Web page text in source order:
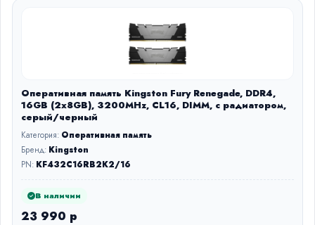
Оперативная память Kingston Fury Renegade, DDR4,
16GB (2x8GB), 3200MHz, CL16, DIMM, с радиатором,
серый/черный
Категория: Оперативная память
Бренд: Kingston
PN: KF432C16RB2K2/16
В наличии
23 990 р